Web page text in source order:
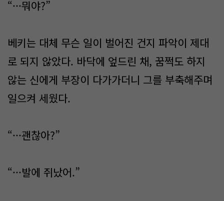
“···뭐야?”
베키는 대체 무슨 일이 벌어진 건지 파악이 제대
로 되지 않았다. 바닥에 엎드린 채, 꿈쩍도 하지
않는 신에게 부장이 다가가더니 그를 부축해주며
일으켜 세웠다.
“···괜찮아?”
“···발에 쥐났어.”